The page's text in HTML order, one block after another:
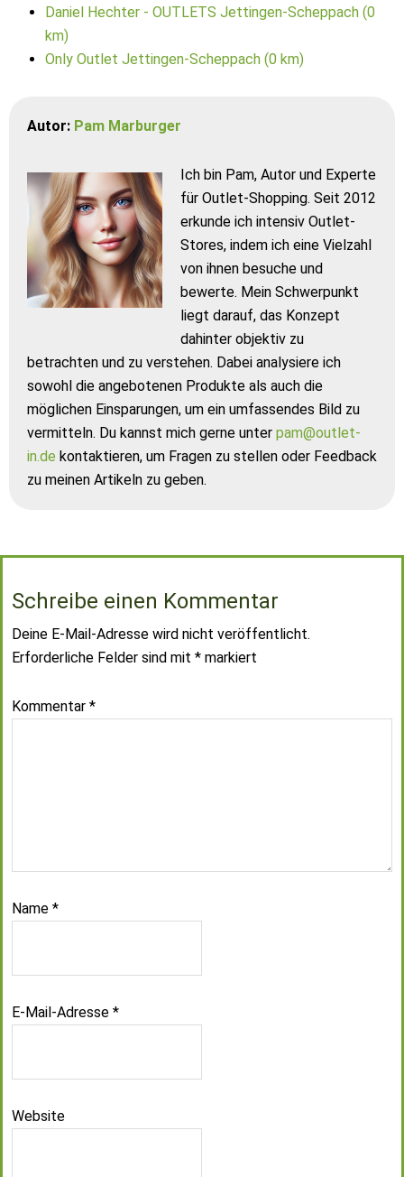
Daniel Hechter - OUTLETS Jettingen-Scheppach (0
km)
Only Outlet Jettingen-Scheppach (0 km)
Autor: Pam Marburger
Ich bin Pam, Autor und Experte
für Outlet-Shopping. Seit 2012
erkunde ich intensiv Outlet-
Stores, indem ich eine Vielzahl
von ihnen besuche und
bewerte. Mein Schwerpunkt
liegt darauf, das Konzept
dahinter objektiv zu
betrachten und zu verstehen. Dabei analysiere ich
sowohl die angebotenen Produkte als auch die
möglichen Einsparungen, um ein umfassendes Bild zu
vermitteln. Du kannst mich gerne unter pam@outlet-
in.de kontaktieren, um Fragen zu stellen oder Feedback
zu meinen Artikeln zu geben.
Schreibe einen Kommentar
Deine E-Mail-Adresse wird nicht veröffentlicht.
Erforderliche Felder sind mit * markiert
Kommentar *
Name *
E-Mail-Adresse *
Website